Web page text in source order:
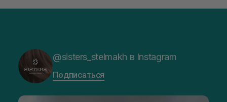
@sisters_stelmakh в Instagram
Подписаться